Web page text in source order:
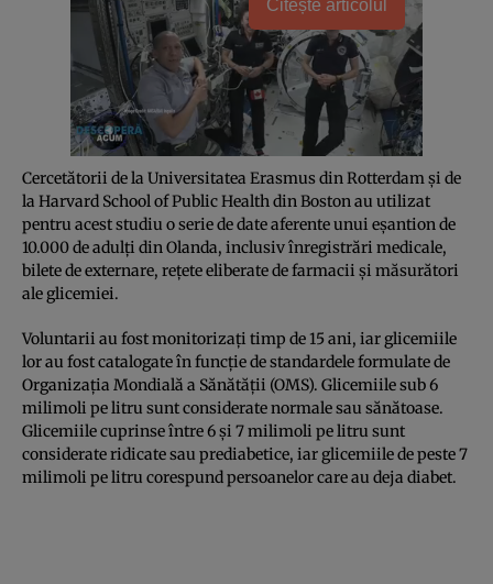
Citește articolul
Cercetătorii de la Universitatea Erasmus din Rotterdam şi de
la Harvard School of Public Health din Boston au utilizat
pentru acest studiu o serie de date aferente unui eşantion de
10.000 de adulţi din Olanda, inclusiv înregistrări medicale,
bilete de externare, reţete eliberate de farmacii şi măsurători
ale glicemiei.
Voluntarii au fost monitorizaţi timp de 15 ani, iar glicemiile
lor au fost catalogate în funcţie de standardele formulate de
Organizaţia Mondială a Sănătăţii (OMS). Glicemiile sub 6
milimoli pe litru sunt considerate normale sau sănătoase.
Glicemiile cuprinse între 6 şi 7 milimoli pe litru sunt
considerate ridicate sau prediabetice, iar glicemiile de peste 7
milimoli pe litru corespund persoanelor care au deja diabet.